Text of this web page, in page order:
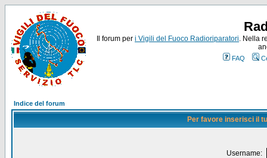
Il forum per i Vigili del Fuoco Radioriparatori. Nella
FAQ
Indice del forum
Per favore inserisci il
Username: